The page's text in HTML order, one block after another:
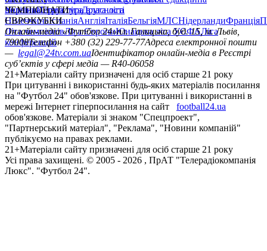
політикаСтруктура власності
УкраїнаПерша лігаДруга ліга
ЧЕМПІОНАТИ
НімеччинаІспаніяАнгліяІталіяБельгіяМЛСНідерландиФранція
ЄВРОКУБКИ
Ліга чемпіонівЛіга ЄвропиЮнацька ліга УЄФАЛіга
конференцій
Онлайн-медіа «Футбол 24»пл. Галицька, буд. 15, м. Львів,
79008Телефон +380 (32) 229-77-77Адреса електронної пошти
— legal@24tv.com.uaІдентифікатор онлайн-медіа в Реєстрі
суб’єктів у сфері медіа — R40-06058
21+Матеріали сайту призначені для осіб старше 21 року
При цитуванні і використанні будь-яких матеріалів посилання
на "Футбол 24" обов'язкове. При цитуванні і використанні в
мережі Інтернет гіперпосилання на сайт
football24.ua
обов'язкове. Матеріали зі знаком "Спецпроект",
"Партнерський матеріал", "Реклама", "Новини компаній"
публікуємо на правах реклами.
21+Матеріали сайту призначені для осіб старше 21 року
Усi права захищенi. © 2005 - 2026 , ПрАТ "Телерадіокомпанія
Люкс". "Футбол 24".